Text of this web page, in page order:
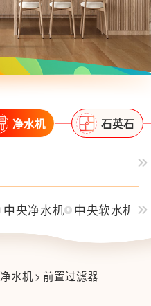
净水机 石英石
中央净水机 中央软水机
净水机> 前置过滤器